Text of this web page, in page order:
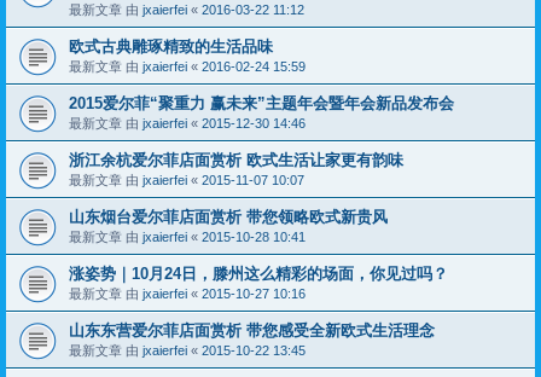
最新文章 由 jxaierfei « 2016-03-22 11:12
欧式古典雕琢精致的生活品味
最新文章 由 jxaierfei « 2016-02-24 15:59
2015爱尔菲“聚重力 赢未来”主题年会暨年会新品发布会
最新文章 由 jxaierfei « 2015-12-30 14:46
浙江余杭爱尔菲店面赏析 欧式生活让家更有韵味
最新文章 由 jxaierfei « 2015-11-07 10:07
山东烟台爱尔菲店面赏析 带您领略欧式新贵风
最新文章 由 jxaierfei « 2015-10-28 10:41
涨姿势｜10月24日，滕州这么精彩的场面，你见过吗？
最新文章 由 jxaierfei « 2015-10-27 10:16
山东东营爱尔菲店面赏析 带您感受全新欧式生活理念
最新文章 由 jxaierfei « 2015-10-22 13:45